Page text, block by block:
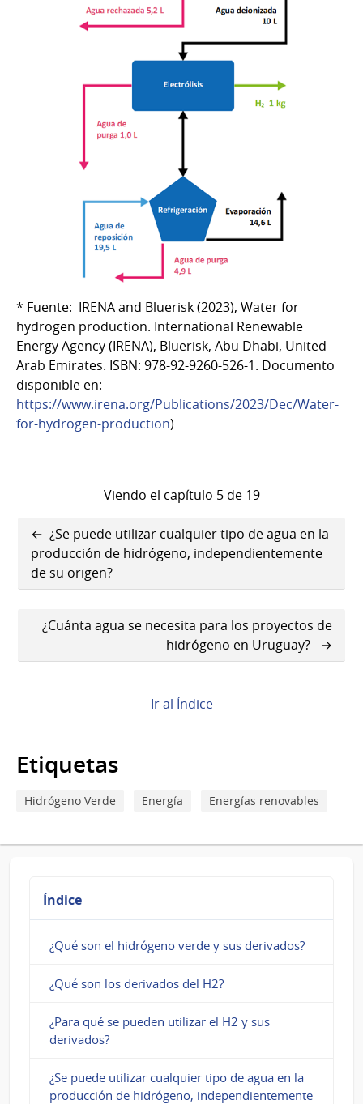
* Fuente: IRENA and Bluerisk (2023), Water for
hydrogen production. International Renewable
Energy Agency (IRENA), Bluerisk, Abu Dhabi, United
Arab Emirates. ISBN: 978-92-9260-526-1. Documento
disponible en:
https://www.irena.org/Publications/2023/Dec/Water-
for-hydrogen-production)
Viendo el capítulo 5 de 19
Enlaces
transversales
de
Book
para
¿Cuánta
necesita
para
producir
hidrógeno?
¿Se puede utilizar cualquier tipo de agua en la
producción de hidrógeno, independientemente
de su origen?
¿Cuánta agua se necesita para los proyectos de
hidrógeno en Uruguay?
Ir al Índice
Etiquetas
Hidrógeno Verde Energía Energías renovables
Índice
¿Qué son el hidrógeno verde y sus derivados?
¿Qué son los derivados del H2?
¿Para qué se pueden utilizar el H2 y sus
derivados?
¿Se puede utilizar cualquier tipo de agua en la
producción de hidrógeno, independientemente